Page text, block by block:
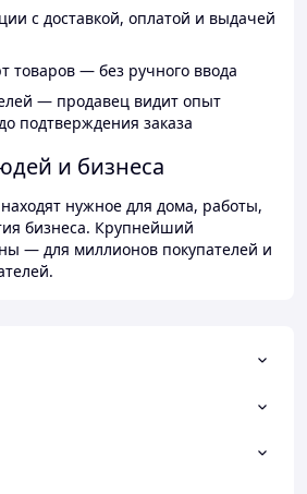
с доставкой, оплатой и выдачей
товаров — без ручного ввода
— продавец видит опыт
подтверждения заказа
и бизнеса
нужное для дома, работы,
бизнеса. Крупнейший
— для миллионов покупателей и